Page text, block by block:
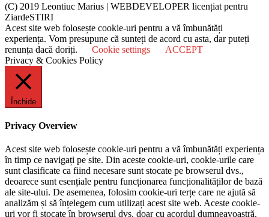
(C) 2019 Leontiuc Marius | WEBDEVELOPER licențiat pentru
ZiardeSTIRI
Acest site web folosește cookie-uri pentru a vă îmbunătăți
experiența. Vom presupune că sunteți de acord cu asta, dar puteți
renunța dacă doriți.
Cookie settings
ACCEPT
Privacy & Cookies Policy
Închide
Privacy Overview
Acest site web folosește cookie-uri pentru a vă îmbunătăți experiența
în timp ce navigați pe site. Din aceste cookie-uri, cookie-urile care
sunt clasificate ca fiind necesare sunt stocate pe browserul dvs.,
deoarece sunt esențiale pentru funcționarea funcționalităților de bază
ale site-ului. De asemenea, folosim cookie-uri terțe care ne ajută să
analizăm și să înțelegem cum utilizați acest site web. Aceste cookie-
uri vor fi stocate în browserul dvs. doar cu acordul dumneavoastră.